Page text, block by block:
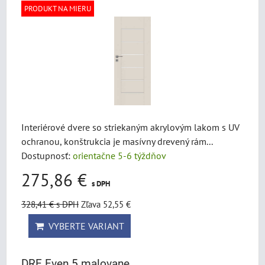
PRODUKT NA MIERU
Interiérové dvere so striekaným akrylovým lakom s UV
ochranou, konštrukcia je masívny drevený rám...
Dostupnosť: orientačne 5-6 týždňov
275,86 € s DPH
328,41 €s DPH Zľava 52,55 €
VYBERTE VARIANT